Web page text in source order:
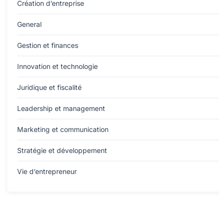
Création d’entreprise
General
Gestion et finances
Innovation et technologie
Juridique et fiscalité
Leadership et management
Marketing et communication
Stratégie et développement
Vie d’entrepreneur